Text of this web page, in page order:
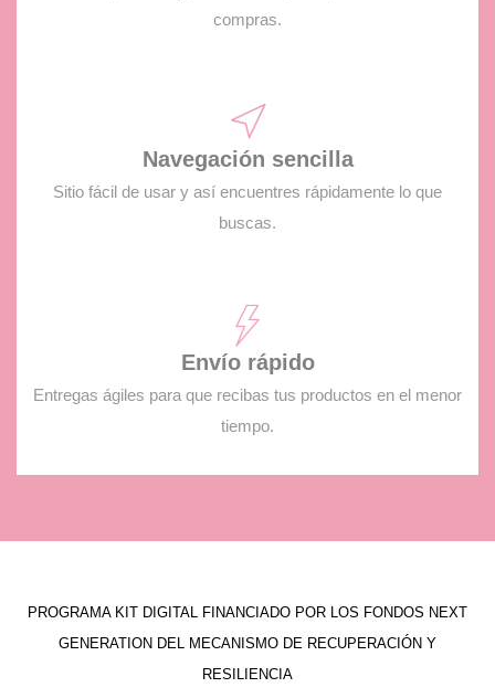
compras.
Navegación sencilla
Sitio fácil de usar y así encuentres rápidamente lo que
buscas.
Envío rápido
Entregas ágiles para que recibas tus productos en el menor
tiempo.
PROGRAMA KIT DIGITAL FINANCIADO POR LOS FONDOS NEXT
GENERATION DEL MECANISMO DE RECUPERACIÓN Y
RESILIENCIA